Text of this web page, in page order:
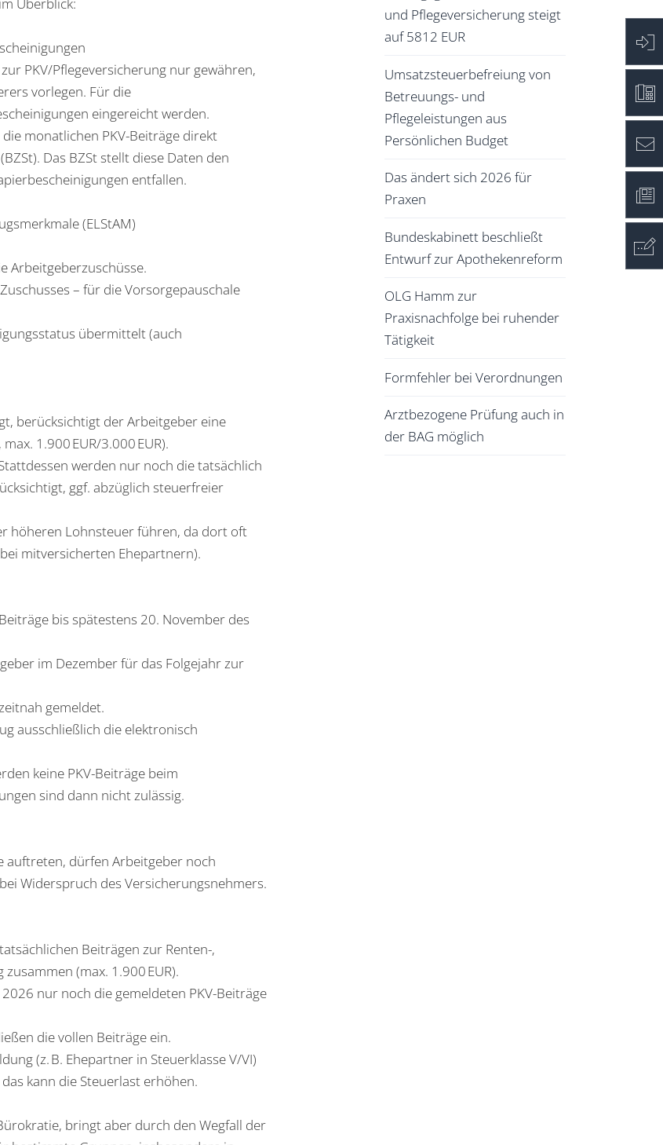
PKV/Pflegeversicherung nur gewähren,
vorlegen. Für die
eingereicht werden.
monatlichen PKV-Beiträge direkt
Das BZSt stellt diese Daten den
entfallen.
(ELStAM)
Arbeitgeberzuschüsse.
– für die Vorsorgepauschale
übermittelt (auch
berücksichtigt der Arbeitgeber eine
1.900 EUR/3.000 EUR).
werden nur noch die tatsächlich
ggf. abzüglich steuerfreier
höheren Lohnsteuer führen, da dort oft
mitversicherten Ehepartnern).
bis spätestens 20. November des
im Dezember für das Folgejahr zur
gemeldet.
ausschließlich die elektronisch
keine PKV-Beiträge beim
sind dann nicht zulässig.
auftreten, dürfen Arbeitgeber noch
Widerspruch des Versicherungsnehmers.
Beiträgen zur Renten-,
(max. 1.900 EUR).
nur noch die gemeldeten PKV-Beiträge
die vollen Beiträge ein.
(z. B. Ehepartner in Steuerklasse V/VI)
kann die Steuerlast erhöhen.
bringt aber durch den Wegfall der
und Pflegeversicherung steigt
auf 5812 EUR
Umsatzsteuerbefreiung von
Betreuungs- und
Pflegeleistungen aus
Persönlichen Budget
Das ändert sich 2026 für
Praxen
Bundeskabinett beschließt
Entwurf zur Apothekenreform
OLG Hamm zur
Praxisnachfolge bei ruhender
Tätigkeit
Formfehler bei Verordnungen
Arztbezogene Prüfung auch in
der BAG möglich